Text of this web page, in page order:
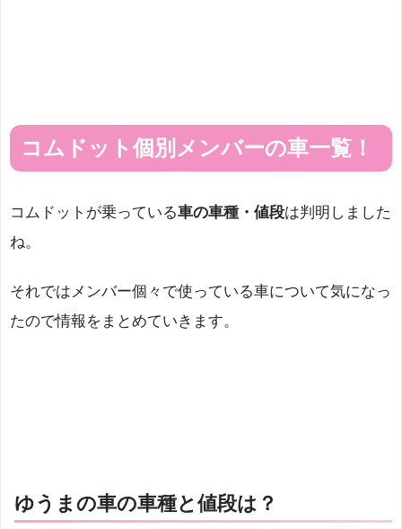
コムドット個別メンバーの車一覧！
コムドットが乗っている車の車種・値段は判明しました
ね。
それではメンバー個々で使っている車について気になっ
たので情報をまとめていきます。
ゆうまの車の車種と値段は？